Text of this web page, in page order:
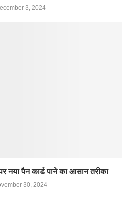
3, 2024
नया पैन कार्ड पाने का आसान तरीका
30, 2024